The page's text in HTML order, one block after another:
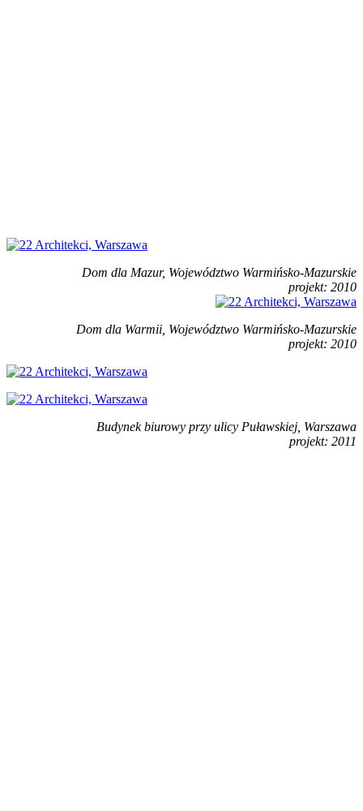
Dom dla Mazur, Województwo Warmińsko-Mazurskie
projekt: 2010
Dom dla Warmii, Województwo Warmińsko-Mazurskie
projekt: 2010
Budynek biurowy przy ulicy Puławskiej, Warszawa
projekt: 2011